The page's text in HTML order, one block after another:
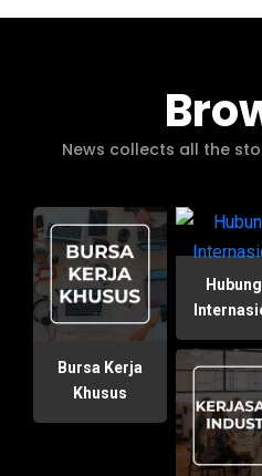
News collects all the
Bursa Kerja
Khusus